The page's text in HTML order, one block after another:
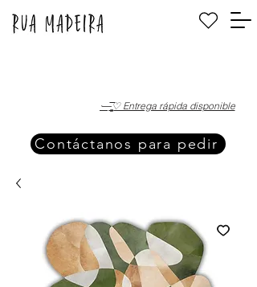
·—̳͟͞͞♡ Entrega rápida disponible
Contáctanos para pedir